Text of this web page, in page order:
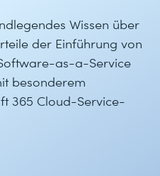
Wissen über
der Einführung von
as-a-Service
besonderem
365 Cloud-Service-